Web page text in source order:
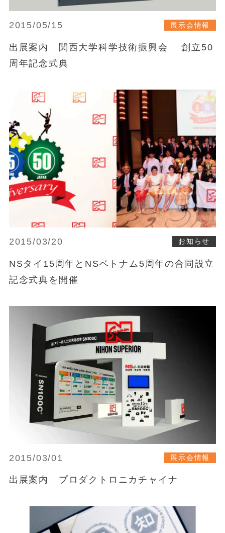
2015/05/15 展示会情報
出展案内 関西大学科学技術振興会 創立50
周年記念式典
2015/03/20 お知らせ
NSタイ15周年とNSベトナム5周年の合同設立
記念式典を開催
2015/03/01 展示会情報
出展案内 プロダクトロニカチャイナ